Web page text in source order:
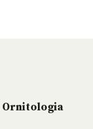
Ornitologia